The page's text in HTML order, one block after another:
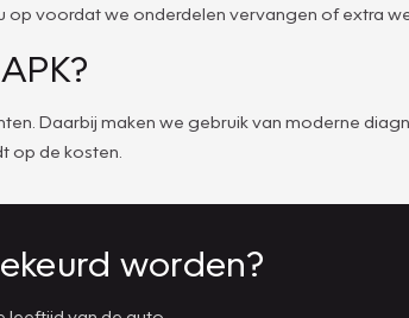
voordat we onderdelen vervangen of extra
Daarbij maken we gebruik van moderne
op de kosten.
worden?